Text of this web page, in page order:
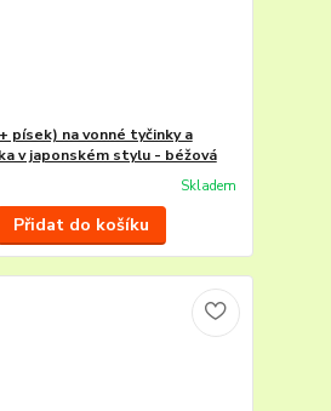
písek) na vonné tyčinky a
v japonském stylu - béžová
Skladem
Přidat do košíku